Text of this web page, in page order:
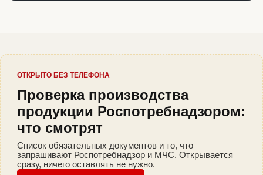
ОТКРЫТО БЕЗ ТЕЛЕФОНА
Проверка производства
продукции Роспотребнадзором:
что смотрят
Список обязательных документов и то, что
запрашивают Роспотребнадзор и МЧС. Открывается
сразу, ничего оставлять не нужно.